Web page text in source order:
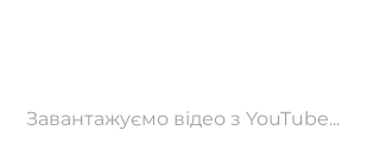
Завантажуємо відео з YouTube...